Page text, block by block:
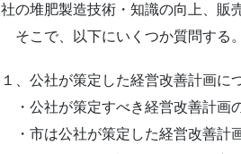
社の堆肥製造技術・知識の向上、販
そこで、以下にいくつか質問する。
１、公社が策定した経営改善計画に
・公社が策定すべき経営改善計画
・市は公社が策定した経営改善計